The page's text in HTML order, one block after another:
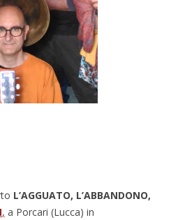
L’AGGUATO, L’ABBANDONO,
, a Porcari (Lucca) in